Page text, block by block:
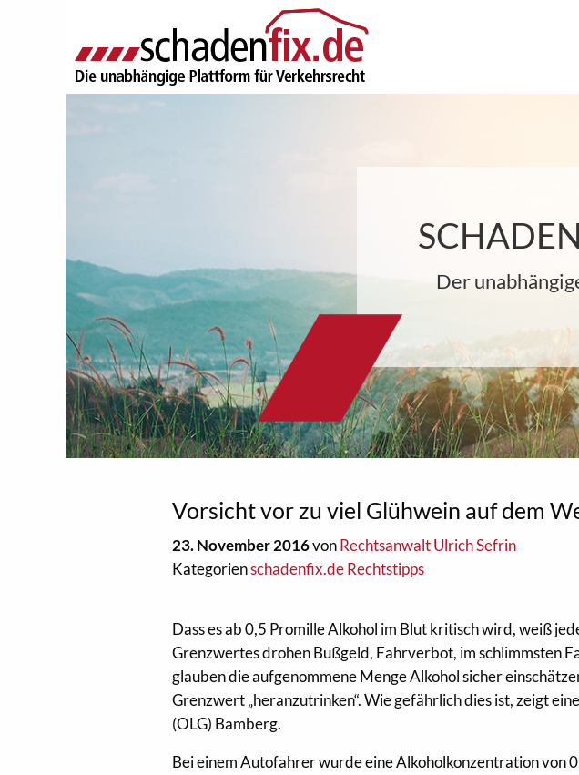
Der
Vorsicht vor zu viel Glühwein auf dem
23. November 2016vonRechtsanwalt Ulrich Sefrin
Kategorienschadenfix.de Rechtstipps
Dass es ab 0,5 Promille Alkohol im Blut kritisch wird, weiß
Grenzwertes drohen Bußgeld, Fahrverbot, im schlimmsten
glauben die aufgenommene Menge Alkohol sicher
Grenzwert „heranzutrinken“. Wie gefährlich dies ist, zeigt
(OLG) Bamberg.
Bei einem Autofahrer wurde eine Alkoholkonzentration von